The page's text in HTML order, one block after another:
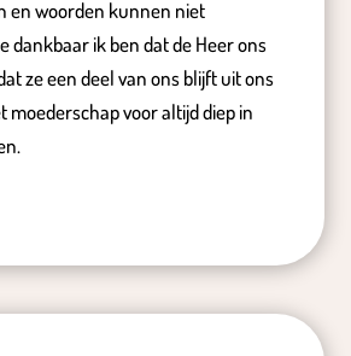
en woorden kunnen niet
dankbaar ik ben dat de Heer ons
ze een deel van ons blijft uit ons
moederschap voor altijd diep in